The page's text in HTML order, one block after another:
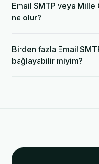
Email SMTP veya
ne olur?
Birden fazla Email
bağlayabilir miyim?